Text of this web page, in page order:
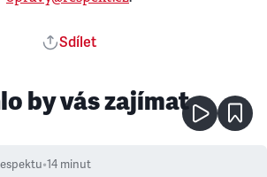
Sdílet
by vás zajímat
•14 minut